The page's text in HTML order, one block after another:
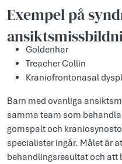
Exempel på
Goldenhar
Treacher Collin
Kraniofrontonasal
Barn med ovanliga
samma team som
gomspalt och
specialister ingår. Målet är
behandlingsresultat och att